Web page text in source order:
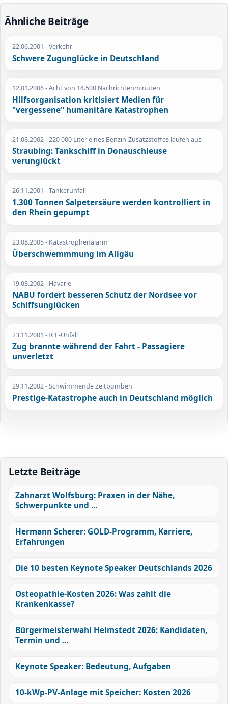
Ähnliche Beiträge
22.06.2001 - Verkehr
Schwere Zugunglücke in Deutschland
12.01.2006- Acht von 14.500 Nachrichtenminuten
Hilfsorganisation kritisiert Medien für
"vergessene" humanitäre Katastrophen
21.08.2002- 220 000 Liter eines Benzin-Zusatzstoffes laufen aus
Straubing: Tankschiff in Donauschleuse
verunglückt
26.11.2001 - Tankerunfall
1.300 Tonnen Salpetersäure werden kontrolliert in
den Rhein gepumpt
23.08.2005- Katastrophenalarm
Überschwemmmung im Allgäu
19.03.2002- Havarie
NABU fordert besseren Schutz der Nordsee vor
Schiffsunglücken
23.11.2001 - ICE-Unfall
Zug brannte während der Fahrt - Passagiere
unverletzt
29.11.2002- Schwimmende Zeitbomben
Prestige-Katastrophe auch in Deutschland möglich
Letzte Beiträge
Zahnarzt Wolfsburg: Praxen in der Nähe,
Schwerpunkte und ...
Hermann Scherer: GOLD-Programm, Karriere,
Erfahrungen
Die 10 besten Keynote Speaker Deutschlands 2026
Osteopathie-Kosten 2026: Was zahlt die
Krankenkasse?
Bürgermeisterwahl Helmstedt 2026: Kandidaten,
Termin und ...
Keynote Speaker: Bedeutung, Aufgaben
10-kWp-PV-Anlage mit Speicher: Kosten 2026